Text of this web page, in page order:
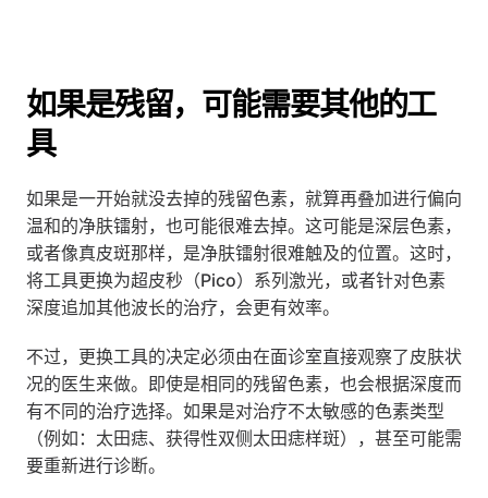
如果是残留，可能需要其他的工
具
如果是一开始就没去掉的残留色素，就算再叠加进行偏向
温和的净肤镭射，也可能很难去掉。这可能是深层色素，
或者像真皮斑那样，是净肤镭射很难触及的位置。这时，
将工具更换为超皮秒（Pico）系列激光，或者针对色素
深度追加其他波长的治疗，会更有效率。
不过，更换工具的决定必须由在面诊室直接观察了皮肤状
况的医生来做。即使是相同的残留色素，也会根据深度而
有不同的治疗选择。如果是对治疗不太敏感的色素类型
（例如：太田痣、获得性双侧太田痣样斑），甚至可能需
要重新进行诊断。